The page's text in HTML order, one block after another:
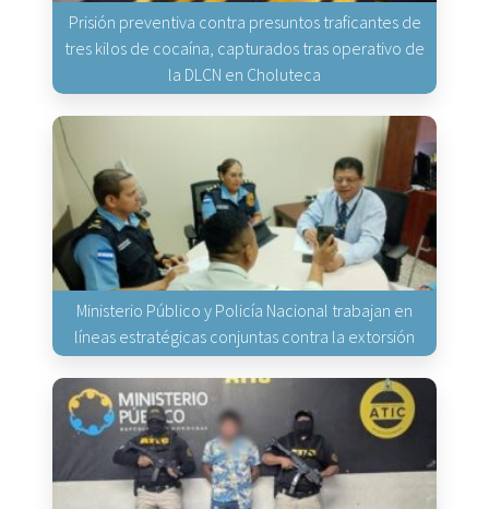
Prisión preventiva contra presuntos traficantes de
tres kilos de cocaína, capturados tras operativo de
la DLCN en Choluteca
Ministerio Público y Policía Nacional trabajan en
líneas estratégicas conjuntas contra la extorsión